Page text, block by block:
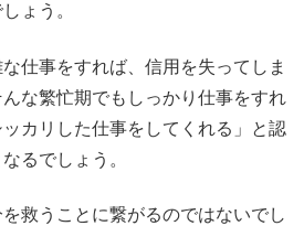
ょう。
仕事をすれば、信用を失ってしま
な繁忙期でもしっかり仕事をすれ
カリした仕事をしてくれる」と認
なるでしょう。
救うことに繋がるのではないでし